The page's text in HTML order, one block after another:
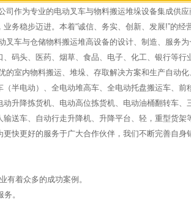
专业的电动叉车与物料搬运堆垛设备集成供应
务稳步迈进。本着“诚信、务实、创新、发展!”的
仓储物料搬运堆高设备的设计、制造、服务为
码头、医药、烟草、食品、电子、化工、银行等行
物料搬运、堆垛、存取解决方案和生产自动化
半电动）、全电动堆高车、全电动托盘搬运车、
动升降拣货机、电动高位拣货机、电动油桶翻转车
送车、自动行走升降机、升降平台、轻，重型货
快更好的服务于广大合作伙伴，我们不断完善自
有着众多的成功案例。
。